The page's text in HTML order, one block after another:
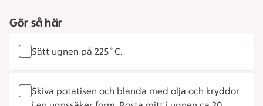
Gör så här
Sätt ugnen på 225˚C.
Skiva potatisen och blanda med olja och kryddor